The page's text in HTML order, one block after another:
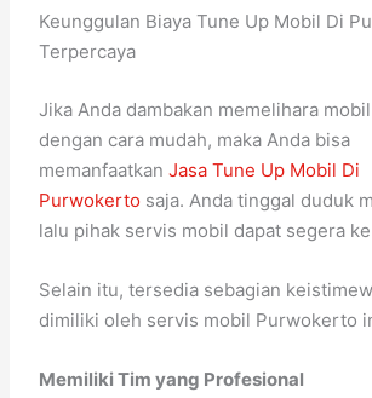
Keunggulan Biaya Tune Up Mobil Di
Terpercaya
Jika Anda dambakan memelihara
dengan cara mudah, maka Anda bisa
memanfaatkanJasa Tune Up Mobil Di
Purwokerto saja. Anda tinggal duduk
lalu pihak servis mobil dapat segera
Selain itu, tersedia sebagian
dimiliki oleh servis mobil Purwokerto
Memiliki Tim yang Profesional